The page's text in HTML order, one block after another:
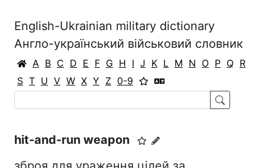
English-Ukrainian military dictionary
Англо-український військовий словник
A B C D E F G H I J K L M N O P Q R
S T U V W X Y Z 0-9
hit-and-run weapon